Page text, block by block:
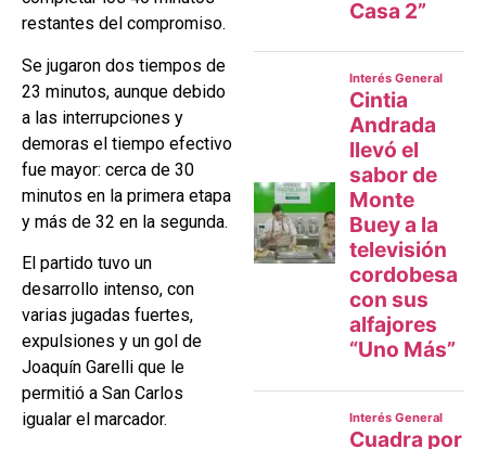
restantes del compromiso.
Se jugaron dos tiempos de
23 minutos, aunque debido
a las interrupciones y
demoras el tiempo efectivo
fue mayor: cerca de 30
minutos en la primera etapa
y más de 32 en la segunda.
El partido tuvo un
desarrollo intenso, con
varias jugadas fuertes,
expulsiones y un gol de
Joaquín Garelli que le
permitió a San Carlos
igualar el marcador.